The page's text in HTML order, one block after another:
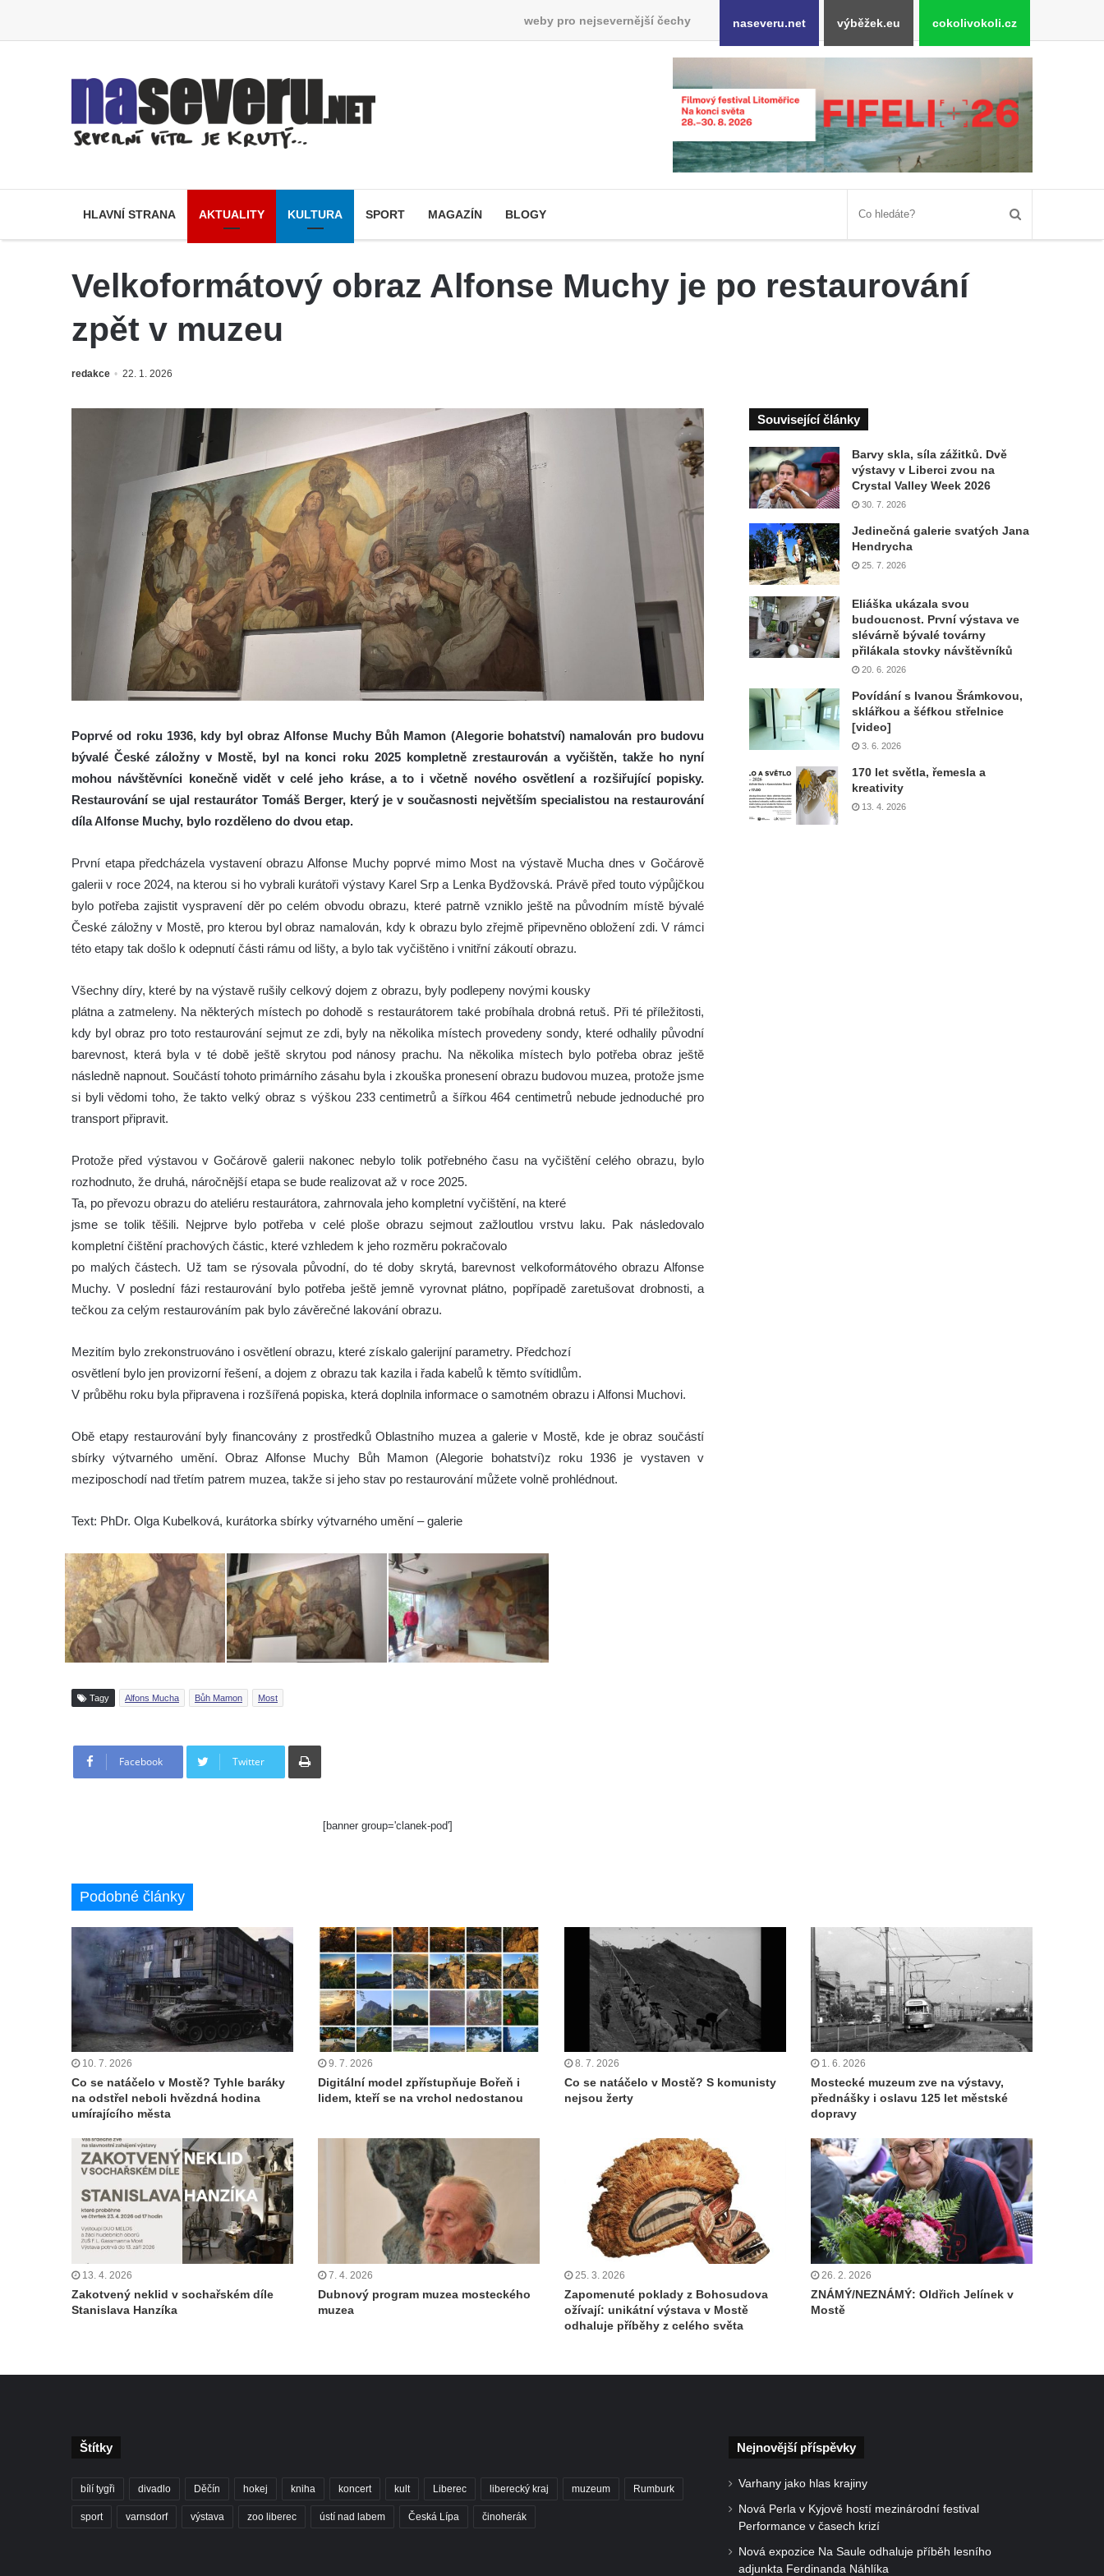
weby pro nejsevernější čechy naseveru.net výběžek.eu cokolivokoli.cz
HLAVNÍ STRANA AKTUALITY KULTURA SPORT MAGAZÍN BLOGY
Velkoformátový obraz Alfonse Muchy je po restaurování
zpět v muzeu
redakce 22. 1. 2026
Poprvé od roku 1936, kdy byl obraz Alfonse Muchy Bůh Mamon (Alegorie bohatství) namalován pro budovu
bývalé České záložny v Mostě, byl na konci roku 2025 kompletně zrestaurován a vyčištěn, takže ho nyní
mohou návštěvníci konečně vidět v celé jeho kráse, a to i včetně nového osvětlení a rozšiřující popisky.
Restaurování se ujal restaurátor Tomáš Berger, který je v současnosti největším specialistou na restaurování
díla Alfonse Muchy, bylo rozděleno do dvou etap.
První etapa předcházela vystavení obrazu Alfonse Muchy poprvé mimo Most na výstavě Mucha dnes v Gočárově
galerii v roce 2024, na kterou si ho vybrali kurátoři výstavy Karel Srp a Lenka Bydžovská. Právě před touto výpůjčkou
bylo potřeba zajistit vyspravení děr po celém obvodu obrazu, které patrně vzniklo ještě na původním místě bývalé
České záložny v Mostě, pro kterou byl obraz namalován, kdy k obrazu bylo zřejmě připevněno obložení zdi. V rámci
této etapy tak došlo k odepnutí části rámu od lišty, a bylo tak vyčištěno i vnitřní zákoutí obrazu.
Všechny díry, které by na výstavě rušily celkový dojem z obrazu, byly podlepeny novými kousky
plátna a zatmeleny. Na některých místech po dohodě s restaurátorem také probíhala drobná retuš. Při té příležitosti,
kdy byl obraz pro toto restaurování sejmut ze zdi, byly na několika místech provedeny sondy, které odhalily původní
barevnost, která byla v té době ještě skrytou pod nánosy prachu. Na několika místech bylo potřeba obraz ještě
následně napnout. Součástí tohoto primárního zásahu byla i zkouška pronesení obrazu budovou muzea, protože jsme
si byli vědomi toho, že takto velký obraz s výškou 233 centimetrů a šířkou 464 centimetrů nebude jednoduché pro
transport připravit.
Protože před výstavou v Gočárově galerii nakonec nebylo tolik potřebného času na vyčištění celého obrazu, bylo
rozhodnuto, že druhá, náročnější etapa se bude realizovat až v roce 2025.
Ta, po převozu obrazu do ateliéru restaurátora, zahrnovala jeho kompletní vyčištění, na které
jsme se tolik těšili. Nejprve bylo potřeba v celé ploše obrazu sejmout zažloutlou vrstvu laku. Pak následovalo
kompletní čištění prachových částic, které vzhledem k jeho rozměru pokračovalo
po malých částech. Už tam se rýsovala původní, do té doby skrytá, barevnost velkoformátového obrazu Alfonse
Muchy. V poslední fázi restaurování bylo potřeba ještě jemně vyrovnat plátno, popřípadě zaretušovat drobnosti, a
tečkou za celým restaurováním pak bylo závěrečné lakování obrazu.
Mezitím bylo zrekonstruováno i osvětlení obrazu, které získalo galerijní parametry. Předchozí
osvětlení bylo jen provizorní řešení, a dojem z obrazu tak kazila i řada kabelů k těmto svítidlům.
V průběhu roku byla připravena i rozšířená popiska, která doplnila informace o samotném obrazu i Alfonsi Muchovi.
Obě etapy restaurování byly financovány z prostředků Oblastního muzea a galerie v Mostě, kde je obraz součástí
sbírky výtvarného umění. Obraz Alfonse Muchy Bůh Mamon (Alegorie bohatství)z roku 1936 je vystaven v
meziposchodí nad třetím patrem muzea, takže si jeho stav po restaurování můžete volně prohlédnout.
Text: PhDr. Olga Kubelková, kurátorka sbírky výtvarného umění – galerie
Tagy Alfons Mucha Bůh Mamon Most
Facebook Twitter
Tisknout
[banner group='clanek-pod']
Související články
Barvy skla, síla zážitků. Dvě
výstavy v Liberci zvou na
Crystal Valley Week 2026
30. 7. 2026
Jedinečná galerie svatých Jana
Hendrycha
25. 7. 2026
Eliáška ukázala svou
budoucnost. První výstava ve
slévárně bývalé továrny
přilákala stovky návštěvníků
20. 6. 2026
Povídání s Ivanou Šrámkovou,
sklářkou a šéfkou střelnice
[video]
3. 6. 2026
170 let světla, řemesla a
kreativity
13. 4. 2026
Podobné články
10. 7. 2026
Co se natáčelo v Mostě? Tyhle baráky
na odstřel neboli hvězdná hodina
umírajícího města
9. 7. 2026
Digitální model zpřístupňuje Bořeň i
lidem, kteří se na vrchol nedostanou
8. 7. 2026
Co se natáčelo v Mostě? S komunisty
nejsou žerty
1. 6. 2026
Mostecké muzeum zve na výstavy,
přednášky i oslavu 125 let městské
dopravy
13. 4. 2026
Zakotvený neklid v sochařském díle
Stanislava Hanzíka
7. 4. 2026
Dubnový program muzea mosteckého
muzea
25. 3. 2026
Zapomenuté poklady z Bohosudova
ožívají: unikátní výstava v Mostě
odhaluje příběhy z celého světa
26. 2. 2026
ZNÁMÝ/NEZNÁMÝ: Oldřich Jelínek v
Mostě
Štítky
bílí tygři divadlo Děčín hokej kniha koncert kult Liberec liberecký kraj muzeum Rumburk
sport varnsdorf výstava zoo liberec ústí nad labem Česká Lípa činoherák
Nejnovější příspěvky
Varhany jako hlas krajiny
Nová Perla v Kyjově hostí mezinárodní festival
Performance v časech krizí
Nová expozice Na Saule odhaluje příběh lesního
adjunkta Ferdinanda Náhlíka